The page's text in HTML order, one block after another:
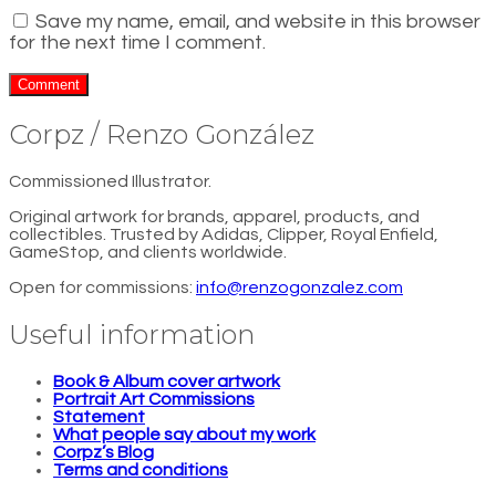
Save my name, email, and website in this browser
for the next time I comment.
Corpz / Renzo González
Commissioned Illustrator.
Original artwork for brands, apparel, products, and
collectibles. Trusted by Adidas, Clipper, Royal Enfield,
GameStop, and clients worldwide.
Open for commissions: info@renzogonzalez.com
Useful information
Book & Album cover artwork
Portrait Art Commissions
Statement
What people say about my work
Corpz’s Blog
Terms and conditions